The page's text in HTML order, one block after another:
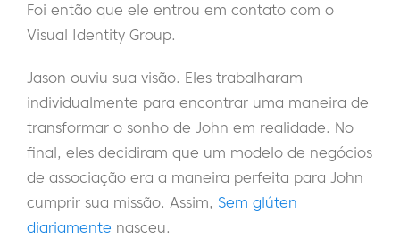
Foi então que ele entrou em contato com o
Visual Identity Group.
Jason ouviu sua visão. Eles trabalharam
individualmente para encontrar uma maneira de
transformar o sonho de John em realidade. No
final, eles decidiram que um modelo de negócios
de associação era a maneira perfeita para John
cumprir sua missão. Assim, Sem glúten
diariamente nasceu.